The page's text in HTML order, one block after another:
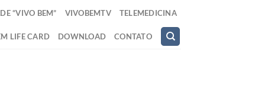
“VIVO BEM” VIVOBEMTV TELEMEDICINA
LIFE CARD DOWNLOAD CONTATO